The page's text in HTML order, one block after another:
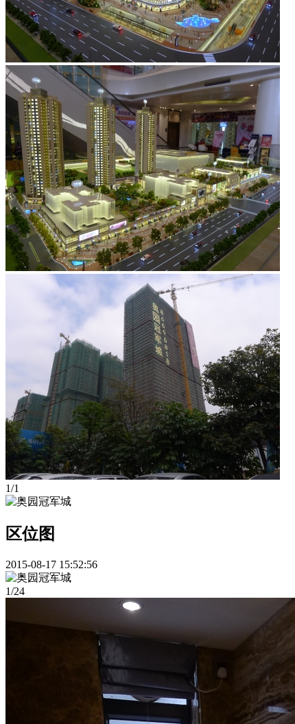
1/1
区位图
2015-08-17 15:52:56
1/24